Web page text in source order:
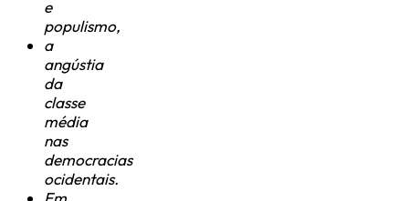
e
populismo,
a
angústia
da
classe
média
nas
democracias
ocidentais.